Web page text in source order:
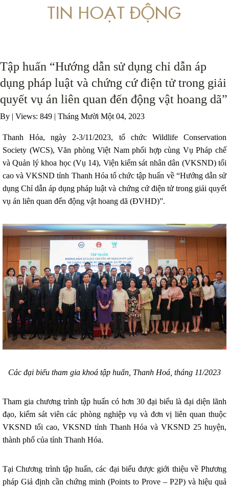
PHÒNG, CHỐNG RỬA TIỀN LIÊN QUAN ĐẾN BUÔN BÁN TRÁI PHÁP
TIN HOẠT ĐỘNG
Tập huấn “Hướng dẫn sử dụng chỉ dẫn áp
dụng pháp luật và chứng cứ điện tử trong giải
quyết vụ án liên quan đến động vật hoang dã”
By | Views: 849 | Tháng Mười Một 04, 2023
Thanh Hóa, ngày 2-3/11/2023, tổ chức Wildlife Conservation
Society (WCS), Văn phòng Việt Nam phối hợp cùng Vụ Pháp chế
và Quản lý khoa học (Vụ 14), Viện kiểm sát nhân dân (VKSND) tối
cao và VKSND tỉnh Thanh Hóa tổ chức tập huấn về “Hướng dẫn sử
dụng Chỉ dẫn áp dụng pháp luật và chứng cứ điện tử trong giải quyết
vụ án liên quan đến động vật hoang dã (ĐVHD)”.
Các đại biểu tham gia khoá tập huấn, Thanh Hoá, tháng 11/2023
Tham gia chương trình tập huấn có hơn 30 đại biểu là đại diện lãnh
đạo, kiểm sát viên các phòng nghiệp vụ và đơn vị liên quan thuộc
VKSND tối cao, VKSND tỉnh Thanh Hóa và VKSND 25 huyện,
thành phố của tỉnh Thanh Hóa.
Tại Chương trình tập huấn, các đại biểu được giới thiệu về Phương
pháp Giả định cần chứng minh (Points to Prove – P2P) và hiệu quả